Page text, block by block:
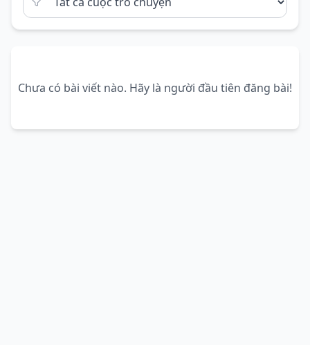
Chưa có bài viết nào. Hãy là người đầu tiên đăng bài!